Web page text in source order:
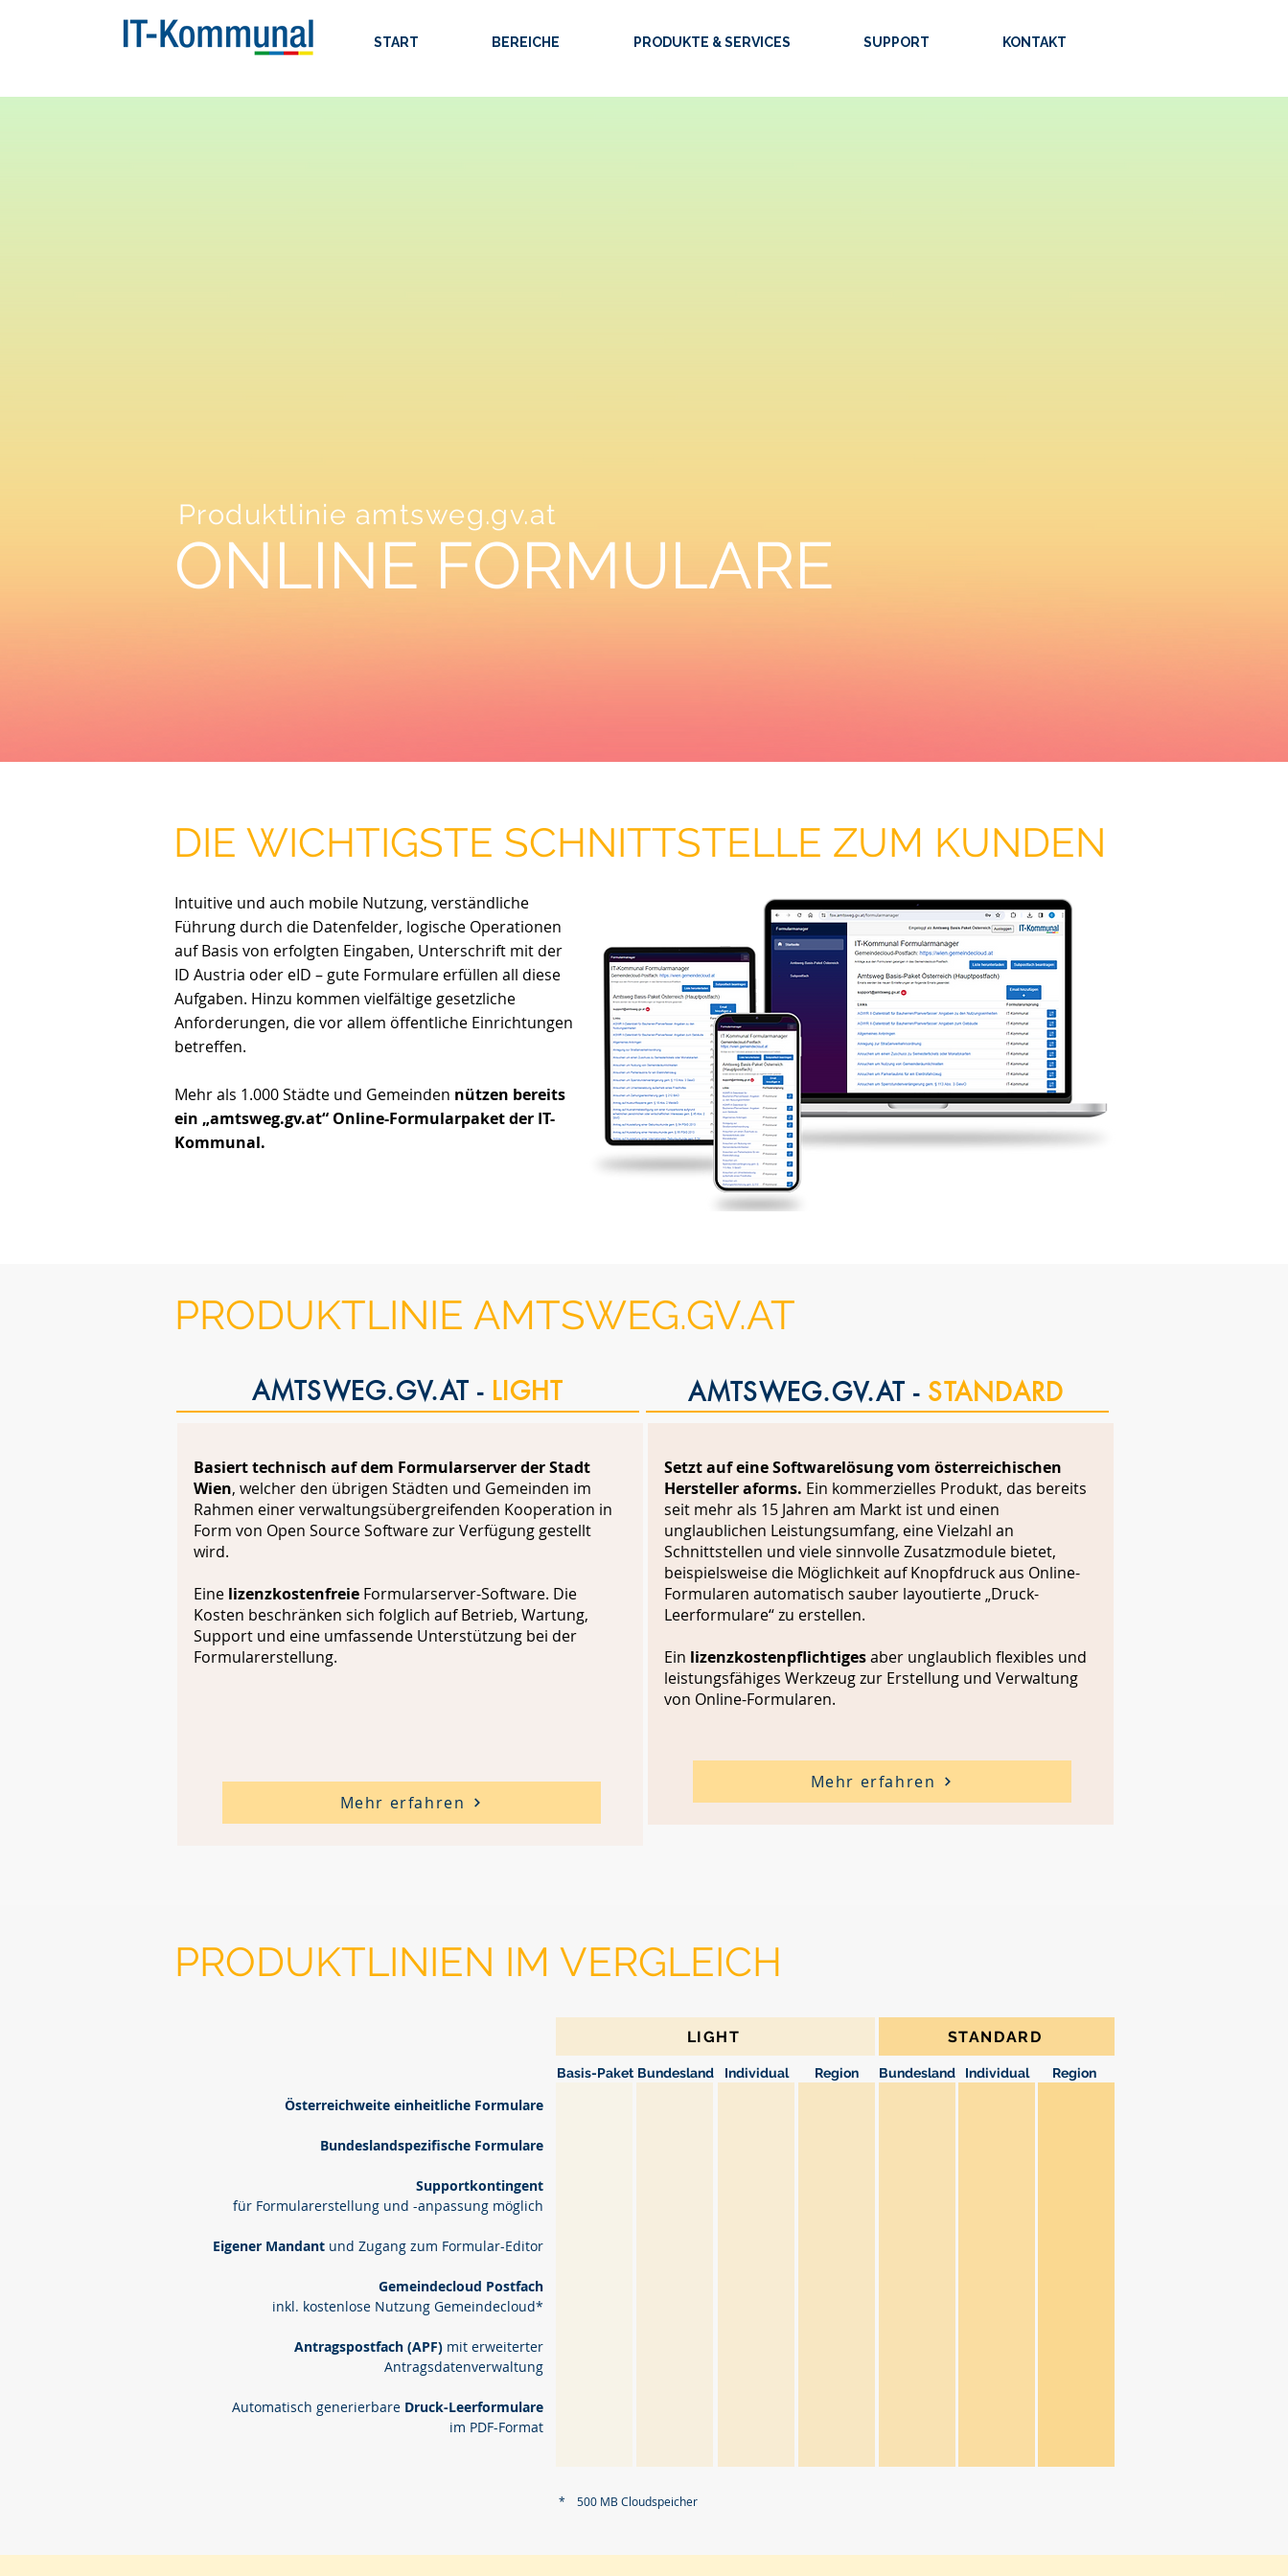
START BEREICHE PRODUKTE & SERVICES SUPPORT KONTAKT
ONLINE FORMULARE
Produktlinie amtsweg.gv.at
DIE WICHTIGSTE SCHNITTSTELLE ZUM KUNDEN
Intuitive und auch mobile Nutzung, verständliche
Führung durch die Datenfelder, logische Operationen
auf Basis von erfolgten Eingaben, Unterschrift mit der
ID Austria oder eID – gute Formulare erfüllen all diese
Aufgaben. Hinzu kommen vielfältige gesetzliche
Anforderungen, die vor allem öffentliche Einrichtungen
betreffen.
Mehr als 1.000 Städte und Gemeinden nützen bereits
ein „amtsweg.gv.at“ Online-Formularpaket der IT-
Kommunal.
PRODUKTLINIE AMTSWEG.GV.AT
AMTSWEG.GV.AT - LIGHT AMTSWEG.GV.AT - STANDARD
Basiert technisch auf dem Formularserver der Stadt
Wien, welcher den übrigen Städten und Gemeinden im
Rahmen einer verwaltungsübergreifenden Kooperation in
Form von Open Source Software zur Verfügung gestellt
wird.
EinelizenzkostenfreieFormularserver-Software. Die
Kosten beschränken sich folglich auf Betrieb, Wartung,
Support und eine umfassende Unterstützung bei der
Formularerstellung.
Mehr erfahren
Setzt auf eine Softwarelösung vom österreichischen
Hersteller aforms. Ein kommerzielles Produkt, das bereits
seit mehr als 15 Jahren am Markt ist und einen
unglaublichen Leistungsumfang, eine Vielzahl an
Schnittstellen und viele sinnvolle Zusatzmodule bietet,
beispielsweise die Möglichkeit auf Knopfdruck aus Online-
Formularen automatisch sauber layoutierte „Druck-
Leerformulare“ zu erstellen.
Ein lizenzkostenpflichtigesaber unglaublich flexibles und
leistungsfähiges Werkzeug zur Erstellung und Verwaltung
von Online-Formularen.
Mehr erfahren
PRODUKTLINIEN IM VERGLEICH
Österreichweite einheitliche Formulare
Bundeslandspezifische Formulare
Supportkontingent
für Formularerstellung und -anpassung möglich
Eigener Mandant und Zugang zum Formular-Editor
Gemeindecloud Postfach
inkl. kostenlose Nutzung Gemeindecloud*
Antragspostfach (APF) mit erweiterter
Antragsdatenverwaltung
Automatisch generierbare Druck-Leerformulare
im PDF-Format
LIGHT STANDARD
Bundesland
Basis-Paket Individual Region Bundesland Individual Region
* 500 MB Cloudspeicher